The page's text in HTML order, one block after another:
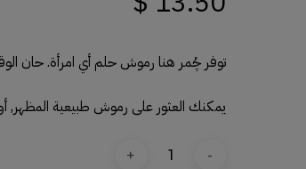
توفر چُمر هنا رموش حلم أي امرأة. حان
يمكنك العثور على رموش طبيعية المظهر,